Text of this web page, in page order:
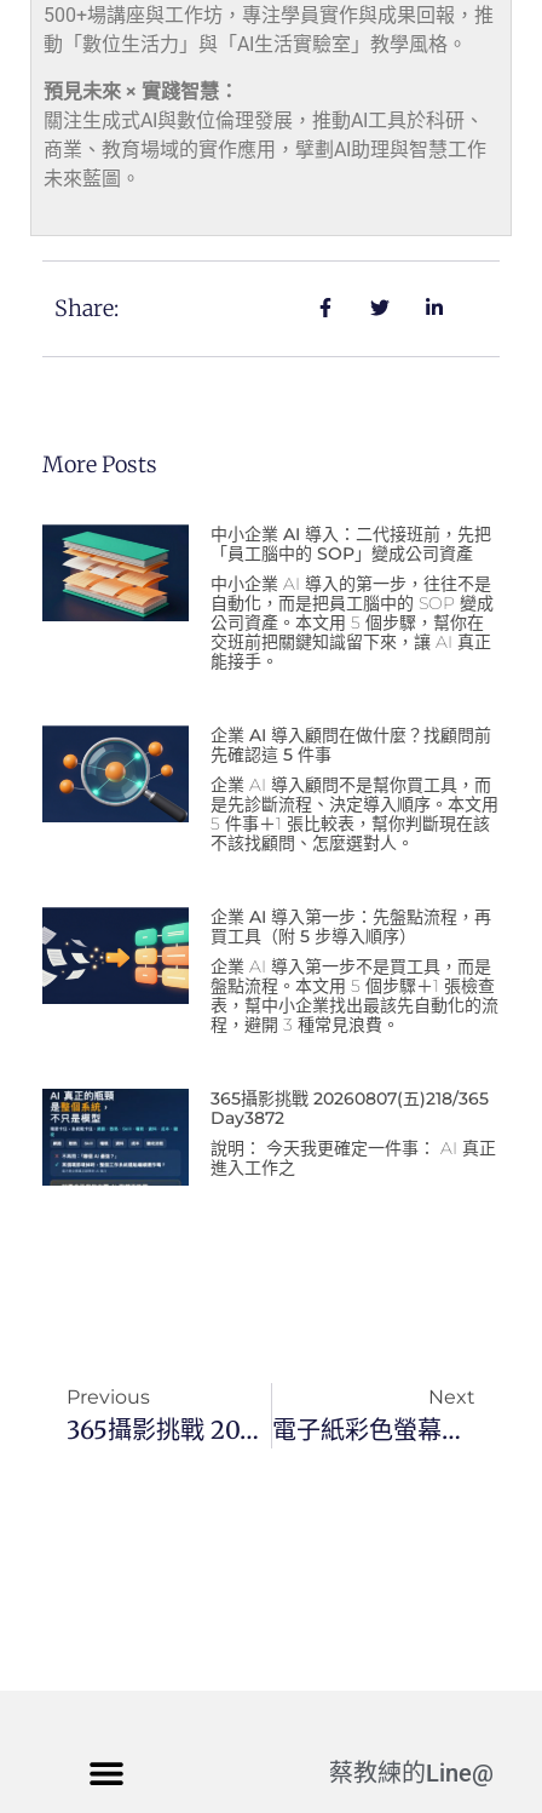
500+場講座與工作坊，專注學員實作與成果回報，推
動「數位生活力」與「AI生活實驗室」教學風格。
預見未來 × 實踐智慧：
關注生成式AI與數位倫理發展，推動AI工具於科研、
商業、教育場域的實作應用，擘劃AI助理與智慧工作
未來藍圖。
Share:
More Posts
中小企業 AI 導入：二代接班前，先把
「員工腦中的 SOP」變成公司資產
中小企業 AI 導入的第一步，往往不是
自動化，而是把員工腦中的 SOP 變成
公司資產。本文用 5 個步驟，幫你在
交班前把關鍵知識留下來，讓 AI 真正
能接手。
企業 AI 導入顧問在做什麼？找顧問前
先確認這 5 件事
企業 AI 導入顧問不是幫你買工具，而
是先診斷流程、決定導入順序。本文用
5 件事＋1 張比較表，幫你判斷現在該
不該找顧問、怎麼選對人。
企業 AI 導入第一步：先盤點流程，再
買工具（附 5 步導入順序）
企業 AI 導入第一步不是買工具，而是
盤點流程。本文用 5 個步驟＋1 張檢查
表，幫中小企業找出最該先自動化的流
程，避開 3 種常見浪費。
365攝影挑戰 20260807(五)218/365
Day3872
說明： 今天我更確定一件事： AI 真正
進入工作之
Previous
365攝影挑戰 20260511(一)130/365 Day3784
Next
電子紙彩色螢幕的革命性進步
蔡教練的Line@